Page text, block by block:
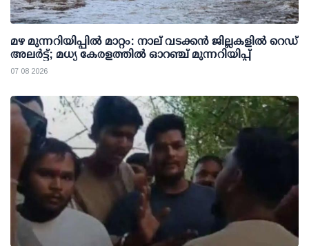
മഴ മുന്നറിയിപ്പില്‍ മാറ്റം: നാല് വടക്കന്‍ ജില്ലകളില്‍ റെഡ്
അലര്‍ട്ട്; മധ്യ കേരളത്തില്‍ ഓറഞ്ച് മുന്നറിയിപ്പ്
07 08 2026